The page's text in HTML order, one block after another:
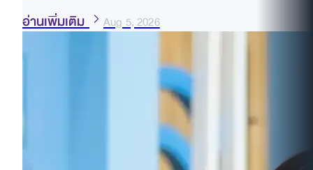
อ่านเพิ่มเติม Aug 5, 2026